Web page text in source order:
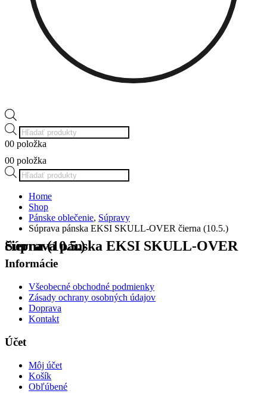
Products
search
00 položka
00 položka
Products
search
Home
Shop
Pánske oblečenie, Súpravy
Súprava pánska EKSI SKULL-OVER čierna (10.5.)
Súprava pánska EKSI SKULL-OVER čierna (10.5.)
Informácie
Všeobecné obchodné podmienky
Zásady ochrany osobných údajov
Doprava
Kontakt
Účet
Môj účet
Košík
Obľúbené